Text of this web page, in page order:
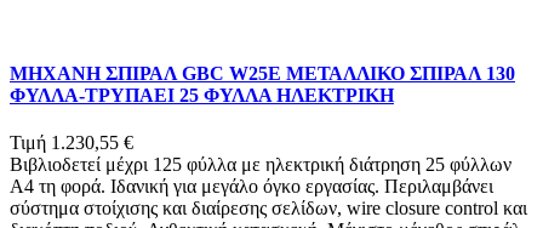
ΜΗΧΑΝΗ ΣΠΙΡΑΛ GBC W25E ΜΕΤΑΛΛΙΚΟ ΣΠΙΡΑΛ 130
ΦΥΛΛΑ-ΤΡΥΠΑΕΙ 25 ΦΥΛΛΑ ΗΛΕΚΤΡΙΚΗ
Τιμή 1.230,55 €
Βιβλιοδετεί μέχρι 125 φύλλα με ηλεκτρική διάτρηση 25 φύλλων
A4 τη φορά. Ιδανική για μεγάλο όγκο εργασίας. Περιλαμβάνει
σύστημα στοίχισης και διαίρεσης σελίδων, wire closure control και